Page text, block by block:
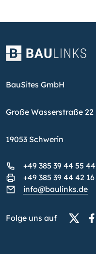
BauSites GmbH
Große Wasserstraße 22
19053 Schwerin
+49 385 39 44 55 44
+49 385 39 44 42 16
info@baulinks.de
Folge uns auf